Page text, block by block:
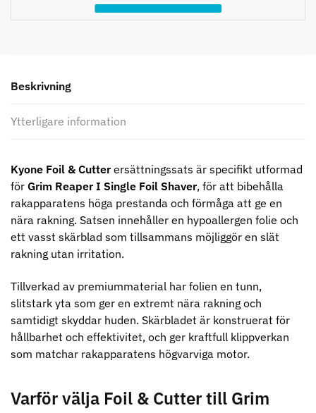
Beskrivning
Ytterligare information
Kyone Foil & Cutter ersättningssats är specifikt utformad
för Grim Reaper I Single Foil Shaver, för att bibehålla
rakapparatens höga prestanda och förmåga att ge en
nära rakning. Satsen innehåller en hypoallergen folie och
ett vasst skärblad som tillsammans möjliggör en slät
rakning utan irritation.
Tillverkad av premiummaterial har folien en tunn,
slitstark yta som ger en extremt nära rakning och
samtidigt skyddar huden. Skärbladet är konstruerat för
hållbarhet och effektivitet, och ger kraftfull klippverkan
som matchar rakapparatens högvarviga motor.
Varför välja Foil & Cutter till Grim
299.00 kr
Info Köp
499.00 kr
Info Köp
Jaguar saxolja WAHL - Super Close